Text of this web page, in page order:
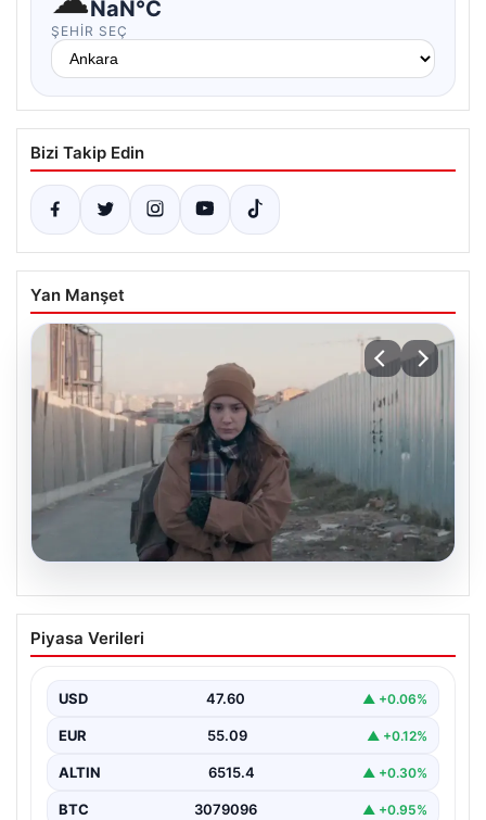
NaN°C
ŞEHIR SEÇ
Bizi Takip Edin
Yan Manşet
05.08.2026
Türk sinemasında farklı bir imza: Ceylan
Özgün Özçelik’in en iyi filmleri
Piyasa Verileri
USD 47.60 ▲ +0.06%
EUR 55.09 ▲ +0.12%
ALTIN 6515.4 ▲ +0.30%
BTC 3079096 ▲ +0.95%